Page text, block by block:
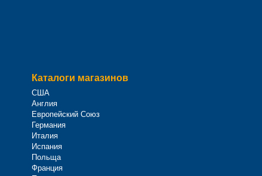
Каталоги магазинов
США
Англия
Европейский Союз
Германия
Италия
Испания
Польща
Франция